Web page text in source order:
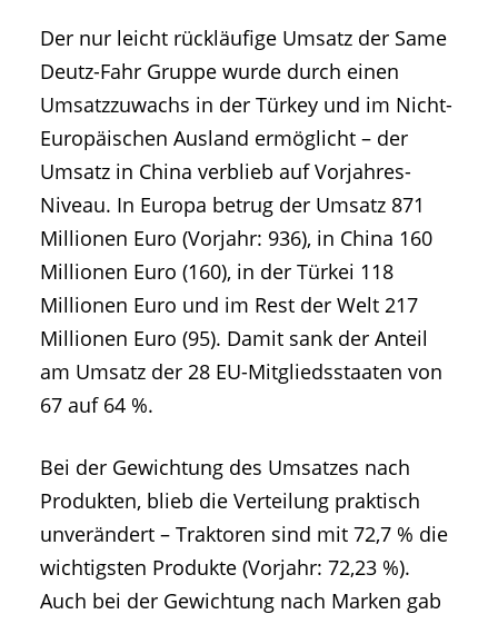
Der nur leicht rückläufige Umsatz der Same
Deutz-Fahr Gruppe wurde durch einen
Umsatzzuwachs in der Türkey und im Nicht-
Europäischen Ausland ermöglicht – der
Umsatz in China verblieb auf Vorjahres-
Niveau. In Europa betrug der Umsatz 871
Millionen Euro (Vorjahr: 936), in China 160
Millionen Euro (160), in der Türkei 118
Millionen Euro und im Rest der Welt 217
Millionen Euro (95). Damit sank der Anteil
am Umsatz der 28 EU-Mitgliedsstaaten von
67 auf 64 %.
Bei der Gewichtung des Umsatzes nach
Produkten, blieb die Verteilung praktisch
unverändert – Traktoren sind mit 72,7 % die
wichtigsten Produkte (Vorjahr: 72,23 %).
Auch bei der Gewichtung nach Marken gab